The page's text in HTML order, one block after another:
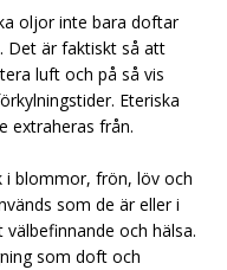
oljor inte bara doftar
Det är faktiskt så att
luft och på så vis
Eteriska
extraheras från.
i blommor, frön, löv och
som de är eller i
och hälsa.
som doft och